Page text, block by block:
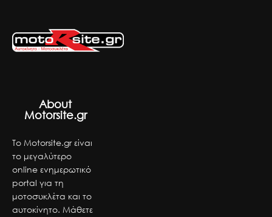
About
Motorsite.gr
Το Motorsite.gr είναι
το μεγαλύτερο
online ενημερωτικό
portal για τη
μοτοσυκλέτα και το
αυτοκίνητο. Μάθετε